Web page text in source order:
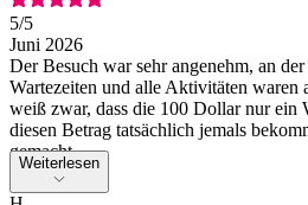
5/5
Juni 2026
Der Besuch war sehr angenehm, an
Wartezeiten und alle Aktivitäten waren
weiß zwar, dass die 100 Dollar nur ein
diesen Betrag tatsächlich jemals
gemacht.
Weiterlesen